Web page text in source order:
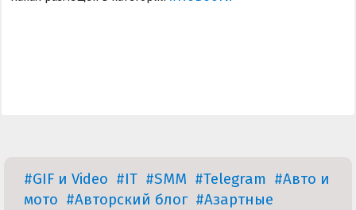
#GIF и Video #IT #SMM #Telegram #Авто и
мото #Авторский блог #Азартные